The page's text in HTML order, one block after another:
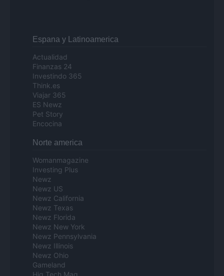
Espana y Latinoamerica
Actualidad
Finanzas 24
Investindo 365
Think.es
Viajar 365
ES Newz
Pet Story
Encocina
Norte america
Womanmagazine
Investing Plus
Newz
Newz US
Newz California
Newz Texas
Newz Florida
Newz New York
Newz Pennsylvania
Newz Illinois
Newz Ohio
Gameland
Hig Tech Mag